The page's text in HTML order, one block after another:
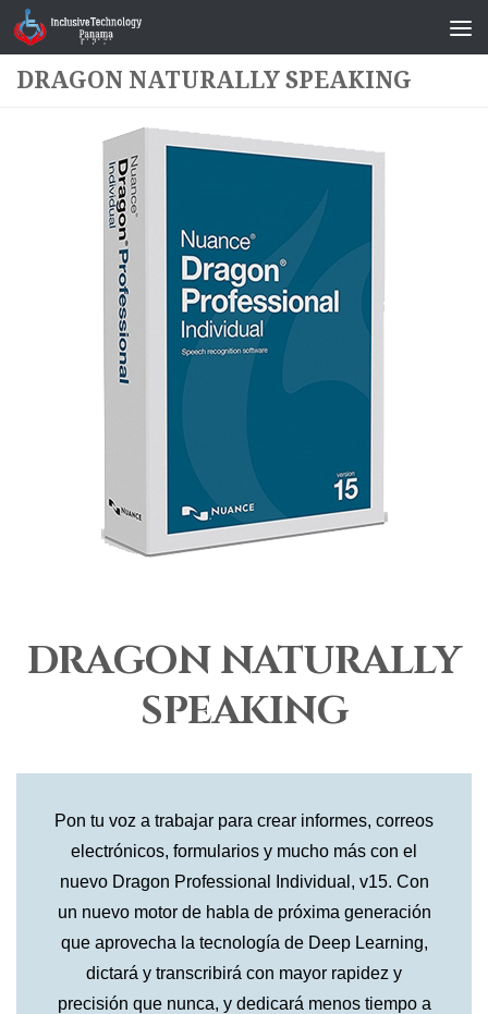
Saltar al contenido
DRAGON NATURALLY SPEAKING
DRAGON NATURALLY
SPEAKING
Pon tu voz a trabajar para crear informes, correos
electrónicos, formularios y mucho más con el
nuevo Dragon Professional Individual, v15. Con
un nuevo motor de habla de próxima generación
que aprovecha la tecnología de Deep Learning,
dictará y transcribirá con mayor rapidez y
precisión que nunca, y dedicará menos tiempo a